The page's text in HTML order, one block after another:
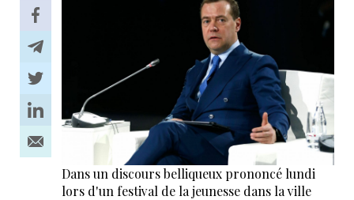
Dans un discours belliqueux prononcé lundi
lors d'un festival de la jeunesse dans la ville